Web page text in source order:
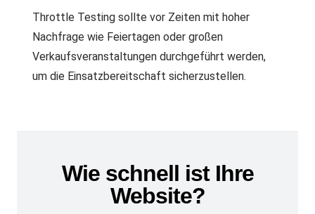
Throttle Testing sollte vor Zeiten mit hoher
Nachfrage wie Feiertagen oder großen
Verkaufsveranstaltungen durchgeführt werden,
um die Einsatzbereitschaft sicherzustellen.
Wie schnell ist Ihre
Website?